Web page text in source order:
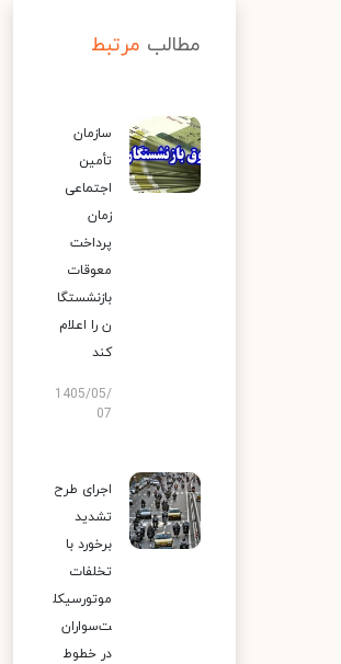
مطالب مرتبط
سازمان
تأمین
اجتماعی
زمان
پرداخت
معوقات
بازنشستگا
ن را اعلام
کند
1405/05/
07
اجرای طرح
تشدید
برخورد با
تخلفات
موتورسیکل
ت‌سواران
در خطوط